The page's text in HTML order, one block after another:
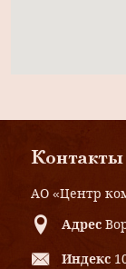
Контакты
АО «Центр
Адрес
Индекс